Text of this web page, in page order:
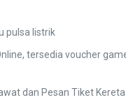
pulsa listrik
tersedia voucher
dan Pesan Tiket